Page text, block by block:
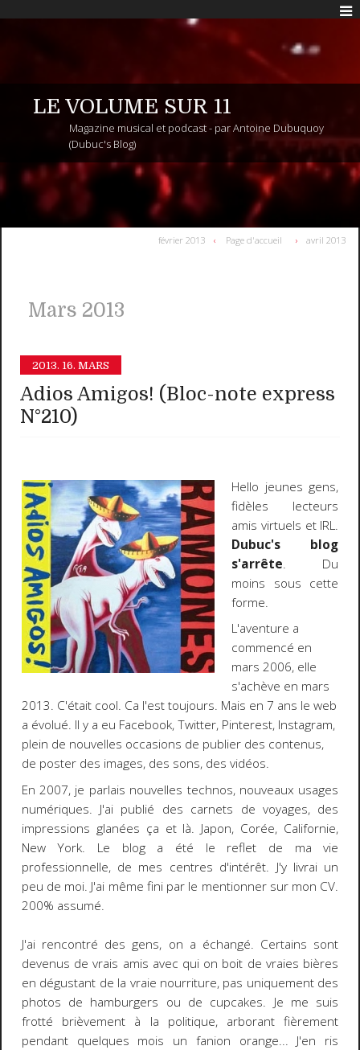
LE VOLUME SUR 11
Magazine musical et podcast - par Antoine Dubuquoy
(Dubuc's Blog)
février 2013 Page d'accueil avril 2013
Mars 2013
2013. 16. MARS
Adios Amigos! (Bloc-note express
N°210)
Hello jeunes gens,
fidèles lecteurs
amis virtuels et IRL.
Dubuc's blog
s'arrête. Du
moins sous cette
forme.
L'aventure a
commencé en
mars 2006, elle
s'achève en mars
2013. C'était cool. Ca l'est toujours. Mais en 7 ans le web
a évolué. Il y a eu Facebook, Twitter, Pinterest, Instagram,
plein de nouvelles occasions de publier des contenus,
de poster des images, des sons, des vidéos.
En 2007, je parlais nouvelles technos, nouveaux usages
numériques. J'ai publié des carnets de voyages, des
impressions glanées ça et là. Japon, Corée, Californie,
New York. Le blog a été le reflet de ma vie
professionnelle, de mes centres d'intérêt. J'y livrai un
peu de moi. J'ai même fini par le mentionner sur mon CV.
200% assumé.
J'ai rencontré des gens, on a échangé. Certains sont
devenus de vrais amis avec qui on boit de vraies bières
en dégustant de la vraie nourriture, pas uniquement des
photos de hamburgers ou de cupcakes. Je me suis
frotté brièvement à la politique, arborant fièrement
pendant quelques mois un fanion orange... J'en ris